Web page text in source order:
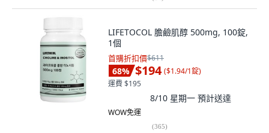
LIFETOCOL 膽鹼肌醇 500mg, 100錠,
1個
首購折扣價$611
68% $194 ($1.94/1錠)
運費 $195
8/10 星期一 預計送達
WOW免運
(365)